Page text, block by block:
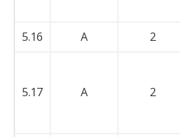
5.16 A 2
5.17 A 2